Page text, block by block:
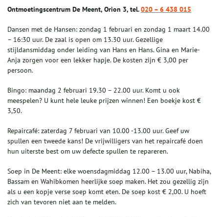
Ontmoetingscentrum De Meent, Orion 3, tel.020 – 6 438 015
Dansen met de Hansen: zondag 1 februari en zondag 1 maart 14.00
– 16:30 uur. De zaal is open om 13.30 uur. Gezellige
stijldansmiddag onder leiding van Hans en Hans. Gina en Marie-
Anja zorgen voor een lekker hapje. De kosten zijn € 3,00 per
persoon.
Bingo: maandag 2 februari 19.30 – 22.00 uur. Komt u ook
meespelen? U kunt hele leuke prijzen winnen! Een boekje kost €
3,50.
Repaircafé: zaterdag 7 februari van 10.00 -13.00 uur. Geef uw
spullen een tweede kans! De vrijwilligers van het repaircafé doen
hun uiterste best om uw defecte spullen te repareren.
Soep in De Meent: elke woensdagmiddag 12.00 – 13.00 uur, Nabiha,
Bassam en Wahibkomen heerlijke soep maken. Het zou gezellig zijn
als u een kopje verse soep komt eten. De soep kost € 2,00. U hoeft
zich van tevoren niet aan te melden.